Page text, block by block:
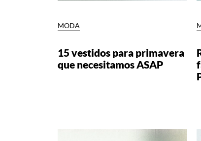
MODA
15 vestidos para primavera
que necesitamos ASAP